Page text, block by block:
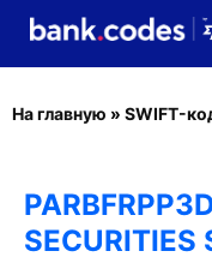
На главную » SWIFT-
SECURITIES